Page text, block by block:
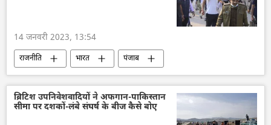
14 जनवरी 2023, 13:54
राजनीति भारत
पंजाब
राहुल गांधी
भारत जोड़ो यात्रा
अस्पताल
मौत
ब्रिटिश उपनिवेशवादियों ने अफगान-पाकिस्तान
सीमा पर दशकों-लंबे संघर्ष के बीज कैसे बोए